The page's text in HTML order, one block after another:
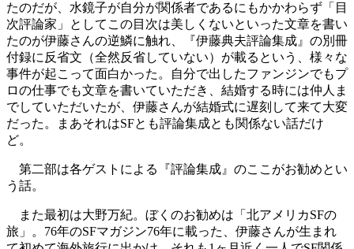
たのだが、水鏡子が自分が関係者であるにもかかわらず「目
次評論家」としてこの目次は美しくないといった文章を書い
たのが伊藤さんの逆鱗に触れ、『伊藤典夫評論集成』の別冊
付録に反省文（全然反省していない）が載るという、様々な
事件が起こって面白かった。自分で出したファンジンでもプ
ロの仕事でも文章を書いていただき、結婚する時には仲人ま
でしていただいたが、伊藤さんが結婚式に遅刻して来て大変
だった。まあそれはSFとも評論集成とも関係ない話だけ
ど。
第二部は各ゲストによる『評論集成』のここがお勧めとい
う話。
また最初は大野万紀。ぼくのお勧めは「北アメリカSFの
旅」。76年のSFマガジン76年に載った、伊藤さんが生まれ